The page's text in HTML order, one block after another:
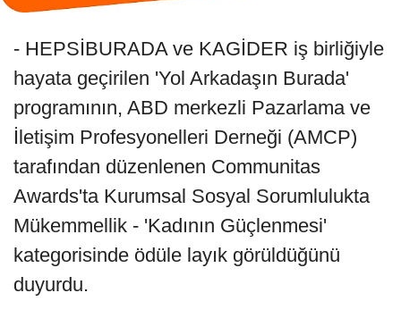
- HEPSİBURADA ve KAGİDER iş birliğiyle
hayata geçirilen 'Yol Arkadaşın Burada'
programının, ABD merkezli Pazarlama ve
İletişim Profesyonelleri Derneği (AMCP)
tarafından düzenlenen Communitas
Awards'ta Kurumsal Sosyal Sorumlulukta
Mükemmellik - 'Kadının Güçlenmesi'
kategorisinde ödüle layık görüldüğünü
duyurdu.